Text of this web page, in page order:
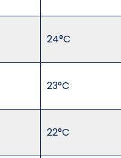
24°C
23°C
22°C